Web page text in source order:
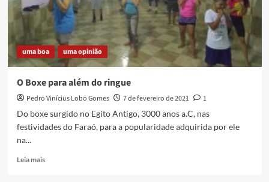
uma boa uma opinião
O Boxe para além do ringue
Pedro Vinícius Lobo Gomes 7 de fevereiro de 2021
1
Do boxe surgido no Egito Antigo, 3000 anos a.C, nas
festividades do Faraó, para a popularidade adquirida por ele
na...
Leia maisRead